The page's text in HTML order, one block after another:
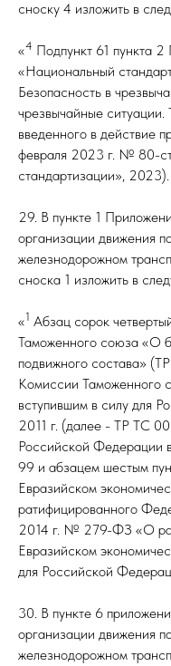
сноску 4 изложить в
«4 Подпункт 61 пункта
«Национальный
Безопасность в
чрезвычайные
введенного в действие
февраля 2023 г. № 80-
стандартизации», 2023).
29. В пункте 1
организации движения
железнодорожном
сноска 1 изложить в
«1 Абзац сорок
Таможенного союза «О
подвижного состава»
Комиссии Таможенного
вступившим в силу для
2011 г. (далее - ТР ТС
Российской Федерации
99 и абзацем шестым
Евразийском
ратифицированного
2014 г. № 279-ФЗ «О
Евразийском
для Российской
30. В пункте 6
организации движения
железнодорожном